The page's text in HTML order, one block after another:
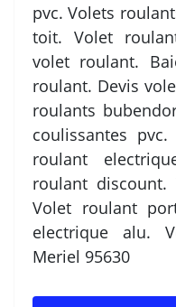
pvc. Volets
toit. Volet
volet roulant.
roulant. Devis
roulants
coulissantes
roulant
roulant discount.
Volet roulant
electrique alu.
Meriel 95630